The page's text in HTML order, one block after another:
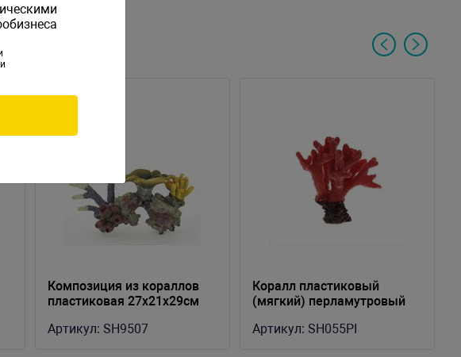
Композиция из кораллов
пластиковая 27x21x29см
Артикул: SH9507
Коралл пластиковый
(мягкий) перламутровый
Артикул: SH055PI